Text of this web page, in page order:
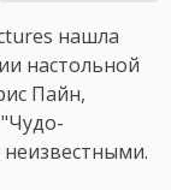
нашла
настольной
Пайн,